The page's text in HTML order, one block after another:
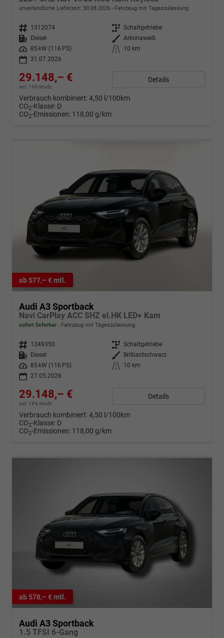
unverbindliche Lieferzeit: 30.08.2026 Fahrzeug mit Tageszulassung
Fahrzeugnr. 1312074 Getriebe Schaltgetriebe
Kraftstoff
Diesel Außenfarbe Arkonaweiß
Leistung
85 kW (116 PS) Kilometerstand
10 km
31.07.2026
29.148,– €
incl. 19% MwSt.
Details
Verbrauch kombiniert:4,50 l/100km
CO2-Klasse: D
CO2-Emissionen: 118,00 g/km
ab 577,– € mtl.
Audi A3 Sportback
Navi CarPlay ACC SHZ el.HK LED+ Kam
sofort lieferbar Fahrzeug mit Tageszulassung
Fahrzeugnr. 1349350 Getriebe Schaltgetriebe
Kraftstoff
Diesel Außenfarbe
Brilliantschwarz
Leistung
85 kW (116 PS) Kilometerstand
10 km
27.05.2026
29.148,– €
incl. 19% MwSt.
Details
Verbrauch kombiniert:4,50 l/100km
CO2-Klasse: D
CO2-Emissionen: 118,00 g/km
ab 578,– € mtl.
Audi A3 Sportback
1.5 TFSI 6-Gang